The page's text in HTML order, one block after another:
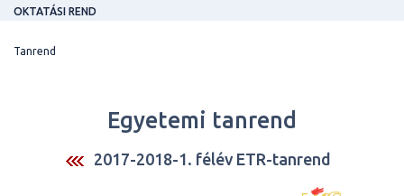
OKTATÁSI REND
Tanrend
Egyetemi tanrend
2017-2018-1. félév ETR-tanrend